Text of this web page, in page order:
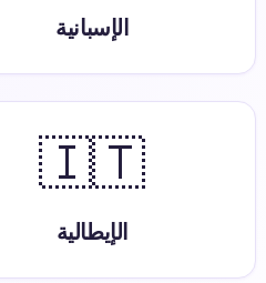
الإسبانية
🇮🇹
الإيطالية